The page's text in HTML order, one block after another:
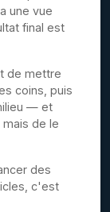
une vue
final est
de mettre
coins, puis
— et
de le
des
c'est